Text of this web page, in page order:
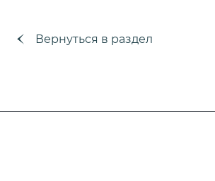
Вернуться в раздел